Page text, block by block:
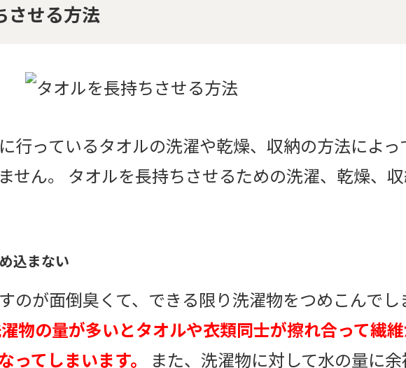
させる方法
行っているタオルの洗濯や乾燥、収納の方法によ
せん。 タオルを長持ちさせるための洗濯、乾燥、
込まない
のが面倒臭くて、できる限り洗濯物をつめこんで
物の量が多いとタオルや衣類同士が擦れ合って繊
ってしまいます。
また、洗濯物に対して水の量に